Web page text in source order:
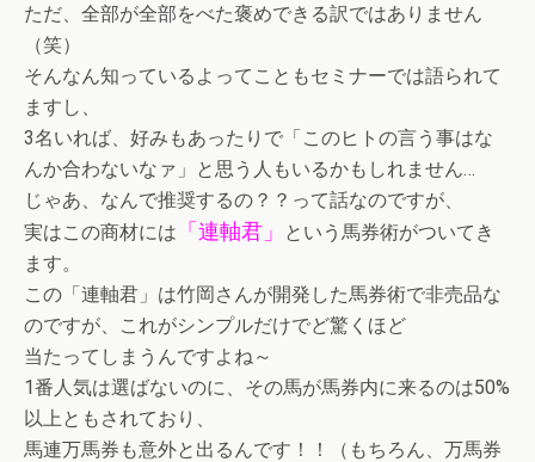
ただ、全部が全部をべた褒めできる訳ではありません
（笑）
そんなん知っているよってこともセミナーでは語られて
ますし、
3名いれば、好みもあったりで「このヒトの言う事はな
んか合わないなァ」と思う人もいるかもしれません…
じゃあ、なんで推奨するの？？って話なのですが、
実はこの商材には 「連軸君」
という馬券術がついてき
ます。
この「連軸君」は竹岡さんが開発した馬券術で非売品な
のですが、これがシンプルだけでど驚くほど
当たってしまうんですよね～
1番人気は選ばないのに、その馬が馬券内に来るのは50%
以上ともされており、
馬連万馬券も意外と出るんです！！（もちろん、万馬券